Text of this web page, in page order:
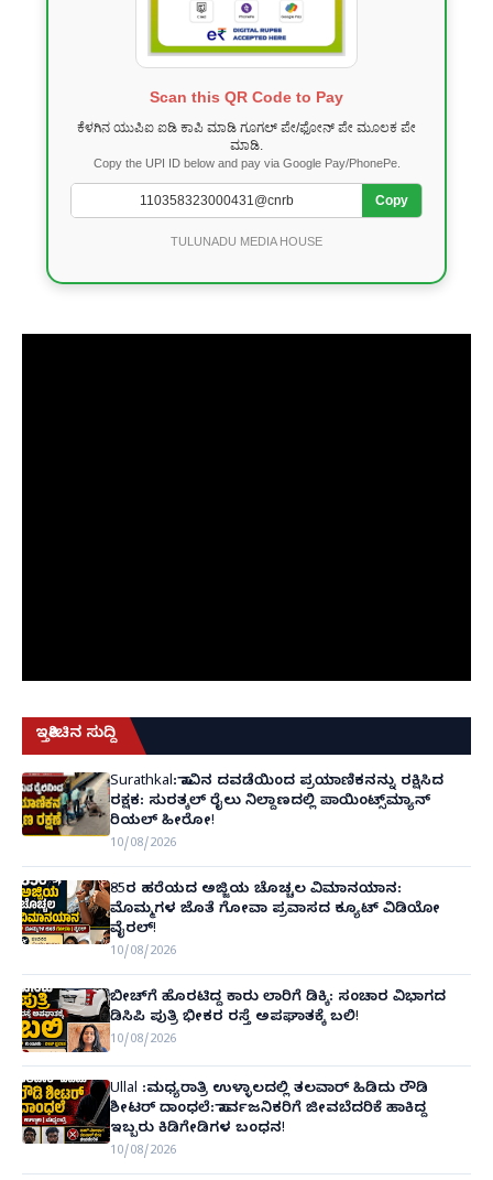
Scan this QR Code to Pay
ಕೆಳಗಿನ ಯುಪಿಐ ಐಡಿ ಕಾಪಿ ಮಾಡಿ ಗೂಗಲ್ ಪೇ/ಫೋನ್ ಪೇ ಮೂಲಕ ಪೇ
ಮಾಡಿ.
Copy the UPI ID below and pay via Google Pay/PhonePe.
Copy
TULUNADU MEDIA HOUSE
ಇತ್ತೀಚಿನ ಸುದ್ದಿ
Surathkal: ಸಾವಿನ ದವಡೆಯಿಂದ ಪ್ರಯಾಣಿಕನನ್ನು ರಕ್ಷಿಸಿದ
ರಕ್ಷಕ: ಸುರತ್ಕಲ್ ರೈಲು ನಿಲ್ದಾಣದಲ್ಲಿ ಪಾಯಿಂಟ್ಸ್‌ಮ್ಯಾನ್
ರಿಯಲ್ ಹೀರೋ!
10/08/2026
85ರ ಹರೆಯದ ಅಜ್ಜಿಯ ಚೊಚ್ಚಲ ವಿಮಾನಯಾನ:
ಮೊಮ್ಮಗಳ ಜೊತೆ ಗೋವಾ ಪ್ರವಾಸದ ಕ್ಯೂಟ್ ವಿಡಿಯೋ
ವೈರಲ್!
10/08/2026
ಬೀಚ್‌ಗೆ ಹೊರಟಿದ್ದ ಕಾರು ಲಾರಿಗೆ ಡಿಕ್ಕಿ: ಸಂಚಾರ ವಿಭಾಗದ
ಡಿಸಿಪಿ ಪುತ್ರಿ ಭೀಕರ ರಸ್ತೆ ಅಪಘಾತಕ್ಕೆ ಬಲಿ!
10/08/2026
Ullal :ಮಧ್ಯರಾತ್ರಿ ಉಳ್ಳಾಲದಲ್ಲಿ ತಲವಾರ್ ಹಿಡಿದು ರೌಡಿ
ಶೀಟರ್ ದಾಂಧಲೆ: ಸಾರ್ವಜನಿಕರಿಗೆ ಜೀವಬೆದರಿಕೆ ಹಾಕಿದ್ದ
ಇಬ್ಬರು ಕಿಡಿಗೇಡಿಗಳ ಬಂಧನ!
10/08/2026